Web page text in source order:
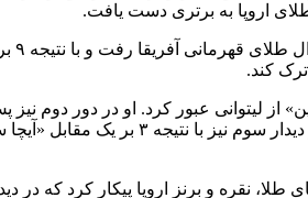
اروپا به برتری دست یافت.
کند.
در مرحله نخست با نتیجه ۸ بر صفر از سد «ویکا کریستین» از